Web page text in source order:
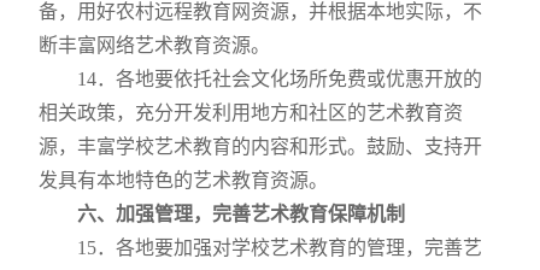
备，用好农村远程教育网资源，并根据本地实际，不
断丰富网络艺术教育资源。
14．各地要依托社会文化场所免费或优惠开放的
相关政策，充分开发利用地方和社区的艺术教育资
源，丰富学校艺术教育的内容和形式。鼓励、支持开
发具有本地特色的艺术教育资源。
六、加强管理，完善艺术教育保障机制
15．各地要加强对学校艺术教育的管理，完善艺